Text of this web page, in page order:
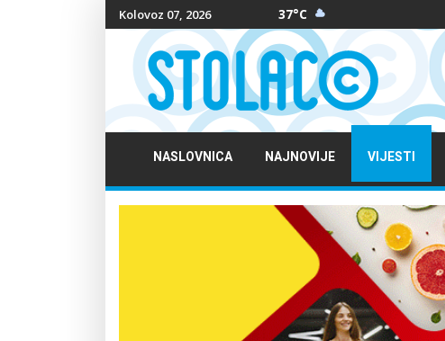
Kolovoz 07, 2026 37°C
NASLOVNICA NAJNOVIJE VIJESTI